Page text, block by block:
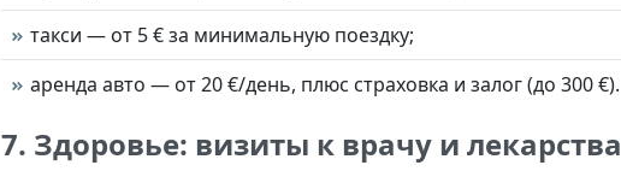
такси — от 5 € за минимальную поездку;
аренда авто — от 20 €/день, плюс страховка и залог (до 300 €).
7. Здоровье: визиты к врачу и лекарства